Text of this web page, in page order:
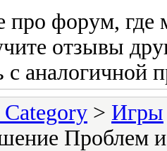
про форум,
отзывы
с
> Игры
Проблем